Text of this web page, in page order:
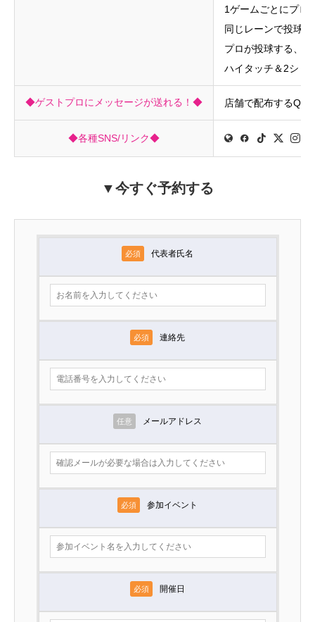
1ゲームごとにプロ
同じレーンで投球
プロが投球する、
ハイタッチ＆2ショ
◆ゲストプロにメッセージが送れる！◆ 店舗で配布するQR
◆各種SNS/リンク◆
▼今すぐ予約する
必須 代表者氏名
必須 連絡先
任意 メールアドレス
必須 参加イベント
必須 開催日